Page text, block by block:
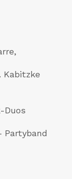
Kabitzke
Duos
Partyband